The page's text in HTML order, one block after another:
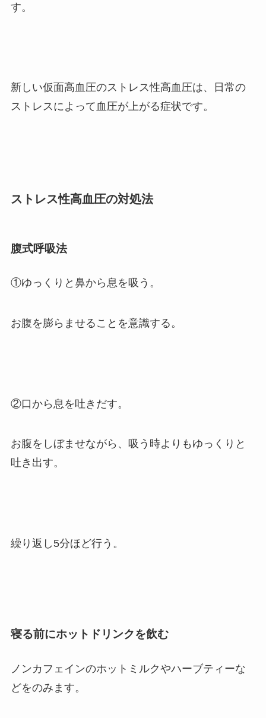
す。
新しい仮面高血圧のストレス性高血圧は、日常の
ストレスによって血圧が上がる症状です。
ストレス性高血圧の対処法
腹式呼吸法
①ゆっくりと鼻から息を吸う。
お腹を膨らませることを意識する。
②口から息を吐きだす。
お腹をしぼませながら、吸う時よりもゆっくりと
吐き出す。
繰り返し5分ほど行う。
寝る前にホットドリンクを飲む
ノンカフェインのホットミルクやハーブティーな
どをのみます。